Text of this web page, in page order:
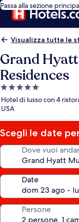
Passa alla sezione
Visualizza tutte le
Grand
Residences
Struttura
a
5.0
stelle
Hotel di lusso con 4
USA
Scegli le date
Dove vuoi
Date
Persone